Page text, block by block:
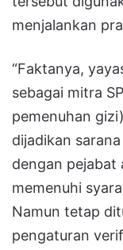
menjalankan
“Faktanya,
sebagai mitra
pemenuhan
dijadikan
dengan pejabat
memenuhi
Namun tetap
pengaturan